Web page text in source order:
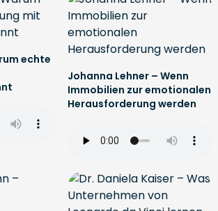
echte
Johanna Lehner – Wenn
Immobilien zur emotionalen
Herausforderung werden